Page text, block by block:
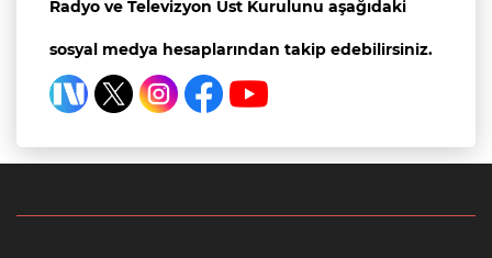
Radyo ve Televizyon Üst Kurulunu aşağıdaki
sosyal medya hesaplarından takip edebilirsiniz.